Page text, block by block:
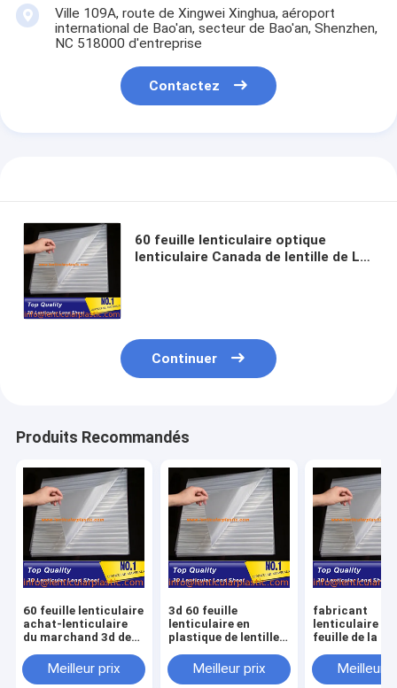
Ville 109A, route de Xingwei Xinghua, aéroport
international de Bao'an, secteur de Bao'an, Shenzhen,
NC 518000 d'entreprise
Contactez
60 feuille lenticulaire optique
lenticulaire Canada de lentille de LPI
Continuer
Produits Recommandés
60 feuille lenticulaire
achat-lenticulaire
du marchand 3d de
price-0.58mm de LPI
de lentille
Meilleur prix
3d 60 feuille
lenticulaire en
plastique de lentille
d'épaisseur
lenticulaire du plat
Meilleur prix
fabricant
lenticulaire
feuille de la
d'animation
lenticulaire
Meilleur